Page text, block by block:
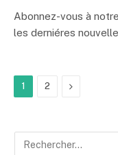
Abonnez-vous à
les derniéres
1 2 Next